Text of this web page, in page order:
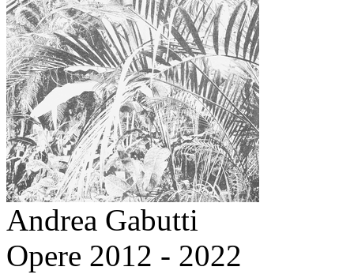
Andrea Gabutti
Opere 2012 - 2022